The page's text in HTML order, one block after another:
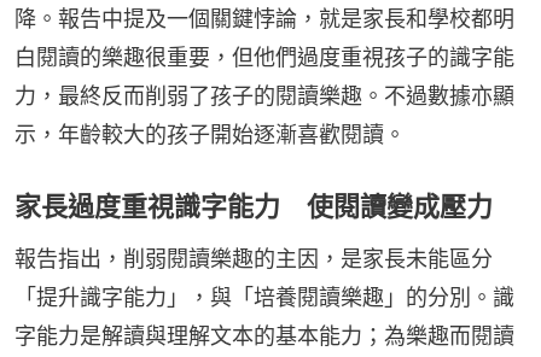
降。報告中提及一個關鍵悖論，就是家長和學校都明
白閱讀的樂趣很重要，但他們過度重視孩子的識字能
力，最終反而削弱了孩子的閱讀樂趣。不過數據亦顯
示，年齡較大的孩子開始逐漸喜歡閱讀。
家長過度重視識字能力 使閱讀變成壓力
報告指出，削弱閱讀樂趣的主因，是家長未能區分
「提升識字能力」，與「培養閱讀樂趣」的分別。識
字能力是解讀與理解文本的基本能力；為樂趣而閱讀